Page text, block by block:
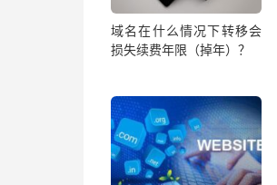
域名在什么情况下转移会
损失续费年限（掉年）？